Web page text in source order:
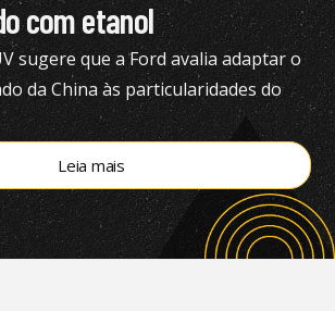
com etanol
sugere que a Ford avalia adaptar o
da China às particularidades do
Leia mais